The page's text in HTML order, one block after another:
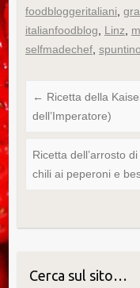
foodbloggeritaliani,
italianfoodblog, Linz,
selfmadechef,
← Ricetta della
dell’Imperatore)
Ricetta dell’arrosto
chili ai peperoni e
Cerca sul sito…